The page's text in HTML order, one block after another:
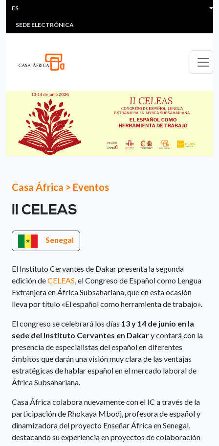
Pasar al contenido principal
HEADER MENU
MULTIMEDIA
SEDE ELECTRÓNICA
ES
Casa África > Eventos
II CELEAS
Senegal
El Instituto Cervantes de Dakar presenta la segunda
edición deCELEAS , el Congreso de Español como Lengua
Extranjera en África Subsahariana, que en esta ocasión
lleva por título «El español como herramienta de trabajo».
El congreso se celebrará los días 13 y 14 de junio en la
sede del Instituto Cervantes en Dakary contará con la
presencia de especialistas del español en diferentes
ámbitos que darán una visión muy clara de las ventajas
estratégicas de hablar español en el mercado laboral de
África Subsahariana.
Casa África colabora nuevamente con el IC a través de la
participación de Rhokaya Mbodj, profesora de español y
dinamizadora del proyecto Enseñar África en Senegal,
destacando su experiencia en proyectos de colaboración